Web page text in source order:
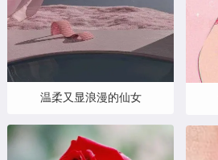
温柔又显浪漫的仙女